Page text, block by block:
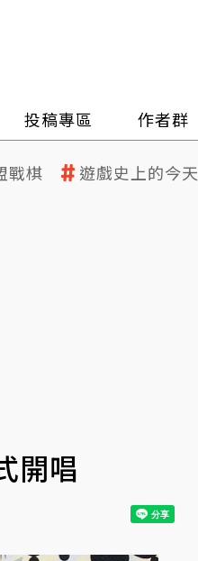
投稿專區 作者群
戰棋 遊戲史上的今天
開唱